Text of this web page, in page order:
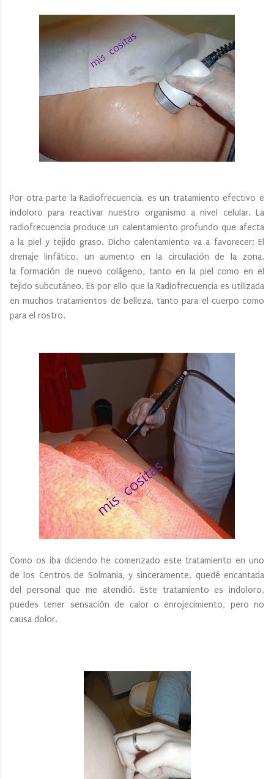
Por otra parte la Radiofrecuencia, es un tratamiento efectivo e
indoloro para reactivar nuestro organismo a nivel celular. La
radiofrecuencia produce un calentamiento profundo que afecta
a la piel y tejido graso. Dicho calentamiento va a favorecer: El
drenaje linfático, un aumento en la circulación de la zona,
la formación de nuevo colágeno, tanto en la piel como en el
tejido subcutáneo. Es por ello que la Radiofrecuencia es utilizada
en muchos tratamientos de belleza, tanto para el cuerpo como
para el rostro.
Como os iba diciendo he comenzado este tratamiento en uno
de los Centros de Solmania, y sinceramente, quedé encantada
del personal que me atendió. Este tratamiento es indoloro,
puedes tener sensación de calor o enrojecimiento, pero no
causa dolor.